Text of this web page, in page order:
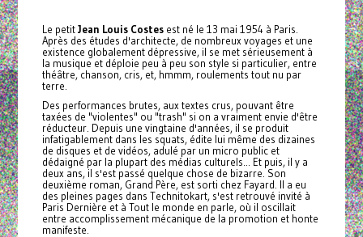
Le petitJean Louis Costesest né le 13 mai 1954 à Paris.
Après des études d'architecte, de nombreux voyages et une
existence globalement dépressive, il se met sérieusement à
la musique et déploie peu à peu son style si particulier, entre
théâtre, chanson, cris, et, hmmm, roulements tout nu par
terre.
Des performances brutes, aux textes crus, pouvant être
taxées de "violentes" ou "trash" si on a vraiment envie d'être
réducteur. Depuis une vingtaine d'années, il se produit
infatigablement dans les squats, édite lui même des dizaines
de disques et de vidéos, adulé par un micro public et
dédaigné par la plupart des médias culturels... Et puis, il y a
deux ans, il s'est passé quelque chose de bizarre. Son
deuxième roman, Grand Père, est sorti chez Fayard. Il a eu
des pleines pages dans Technitokart, s'est retrouvé invité à
Paris Dernière et à Tout le monde en parle, où il oscillait
entre accomplissement mécanique de la promotion et honte
manifeste.